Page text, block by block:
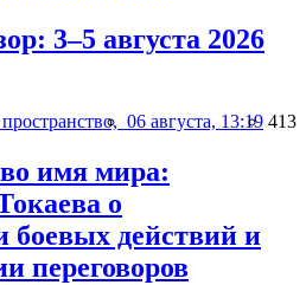
3–5 августа 2026
06 августа, 13:19 413
имя мира:
о
боевых действий и
переговоров